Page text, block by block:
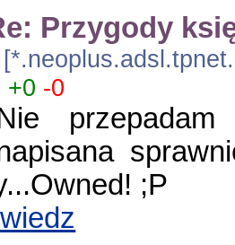
Przygody
+0 -0
;P